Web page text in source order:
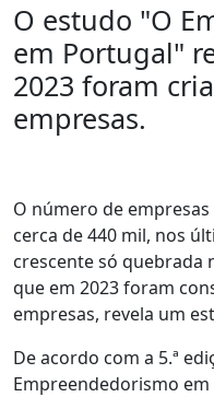
O estudo "O
em Portugal"
2023 foram
empresas.
O número de
cerca de 440 mil, nos
crescente só quebrada
que em 2023 foram
empresas, revela um
De acordo com a 5.ª
Empreendedorismo